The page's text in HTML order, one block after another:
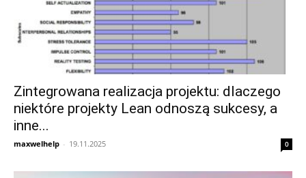
Zintegrowana realizacja projektu: dlaczego
niektóre projekty Lean odnoszą sukcesy, a
inne...
maxwelhelp - 19.11.2025 0